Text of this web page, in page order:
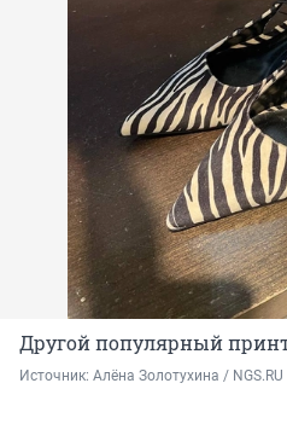
Другой популярный
Источник: Алёна Золотухина / NGS.RU